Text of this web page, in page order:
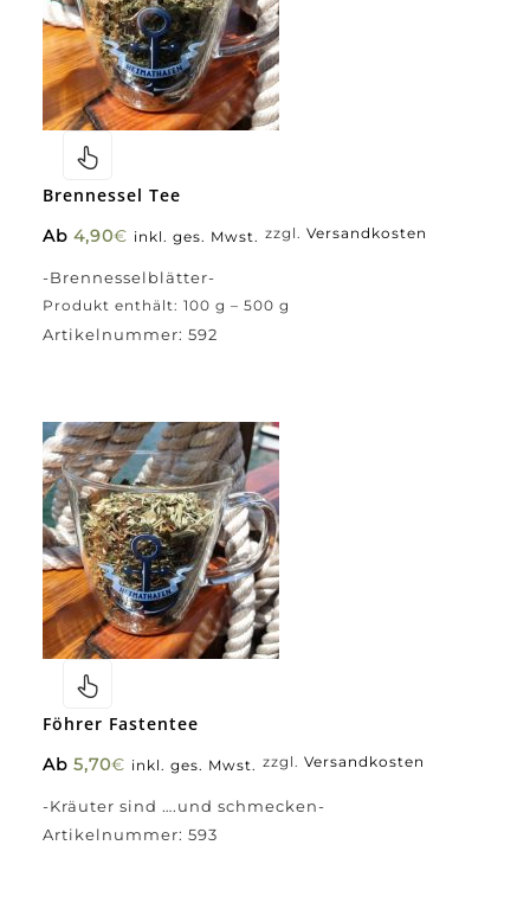
Brennessel Tee
Ab 4,90€ inkl. ges. Mwst.
-Brennesselblätter-
zzgl. Versandkosten
Produkt enthält: 100 g – 500 g
Artikelnummer: 592
Föhrer Fastentee
Ab 5,70€ inkl. ges. Mwst.
-Kräuter sind ….und schmecken-
zzgl. Versandkosten
Artikelnummer: 593